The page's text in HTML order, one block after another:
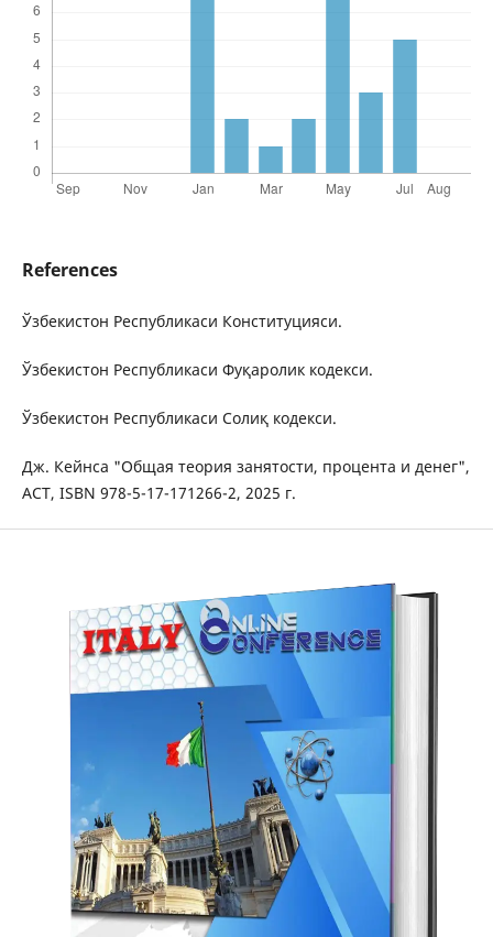
References
Ўзбекистон Республикаси Конституцияси.
Ўзбекистон Республикаси Фуқаролик кодекси.
Ўзбекистон Республикаси Солиқ кодекси.
Дж. Кейнса "Общая теория занятости, процента и денег",
АСТ, ISBN 978-5-17-171266-2, 2025 г.